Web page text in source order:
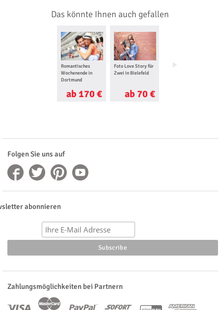
Das könnte Ihnen auch gefallen
Romantisches
Wochenende in
Dortmund
ab 170 €
Foto Love Story für
Zwei in Bielefeld
ab 70 €
Candle Light Dinner
Folgen Sie uns auf
abonnieren
Zahlungsmöglichkeiten bei Partnern